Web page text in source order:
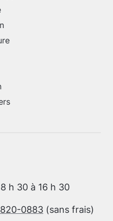
h 30 à 16 h 30
0883 (sans frais)